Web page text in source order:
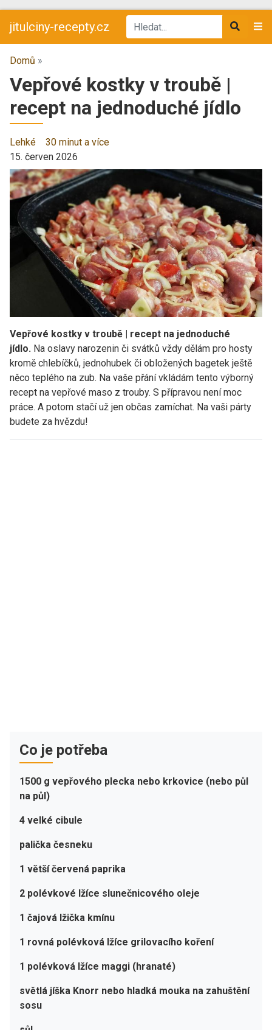
jitulciny-recepty.cz
Domů »
Vepřové kostky v troubě |
recept na jednoduché jídlo
Lehké
30 minut a více
15. červen 2026
Vepřové kostky v troubě | recept na jednoduché
jídlo. Na oslavy narozenin či svátků vždy dělám pro hosty
kromě chlebíčků, jednohubek či obložených bagetek ještě
něco teplého na zub. Na vaše přání vkládám tento výborný
recept na vepřové maso z trouby. S přípravou není moc
práce. A potom stačí už jen občas zamíchat. Na vaši párty
budete za hvězdu!
Co je potřeba
1500 g vepřového plecka nebo krkovice (nebo půl
na půl)
4 velké cibule
palička česneku
1 větší červená paprika
2 polévkové lžíce slunečnicového oleje
1 čajová lžička kmínu
1 rovná polévková lžíce grilovacího koření
1 polévková lžíce maggi (hranaté)
světlá jíška Knorr nebo hladká mouka na zahuštění
sosu